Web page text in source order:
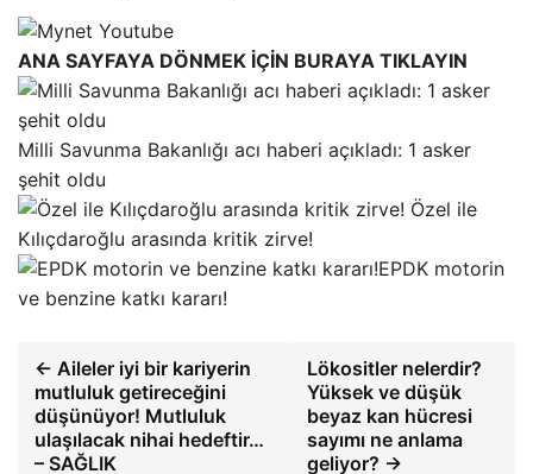
ANA SAYFAYA DÖNMEK İÇİN BURAYA TIKLAYIN
Milli Savunma Bakanlığı acı haberi açıkladı: 1 asker
şehit oldu
Özel ile
Kılıçdaroğlu arasında kritik zirve!
EPDK motorin
ve benzine katkı kararı!
← Aileler iyi bir kariyerin
mutluluk getireceğini
düşünüyor! Mutluluk
ulaşılacak nihai hedeftir…
– SAĞLIK
Lökositler nelerdir?
Yüksek ve düşük
beyaz kan hücresi
sayımı ne anlama
geliyor? →